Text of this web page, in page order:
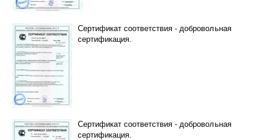
Сертификат соответствия - добровольная
сертификация.
Сертификат соответствия - добровольная
сертификация.